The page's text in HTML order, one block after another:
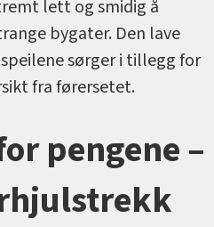
lett og smidig å
bygater. Den lave
sørger i tillegg for
fra førersetet.
pengene –